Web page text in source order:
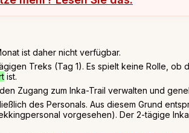
ist daher nicht verfügbar.
Treks (Tag 1). Es spielt keine Rolle,
ist.
Zugang zum Inka-Trail verwalten und
des Personals. Aus diesem Grund
vorgesehen). Der 2-tägige